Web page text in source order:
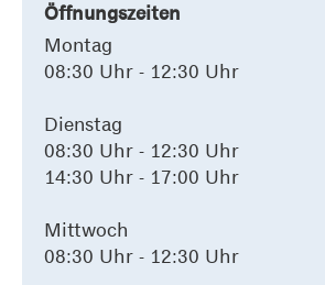
Öffnungszeiten
Montag
08:30 Uhr - 12:30 Uhr
Dienstag
08:30 Uhr - 12:30 Uhr
14:30 Uhr - 17:00 Uhr
Mittwoch
08:30 Uhr - 12:30 Uhr